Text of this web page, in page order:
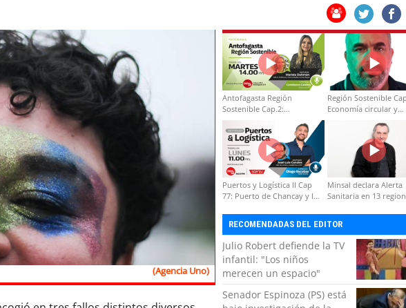
(Agencia Uno)
Antofagasta Región
Sostenible Cap.2:
Educación ambiental y
formación de capacidades
técnicas
Región Sostenible
Economía circular y
Puertos y Logística II Cap
77: Puerto de Chancay y la
Minsal declara Alerta
Sanitaria en 13
RECOMENDADAS DEL EDITOR
Julio Robert defiende la TV
infantil: "Los niños
merecen un espacio"
Senador Espinoza (PS) está